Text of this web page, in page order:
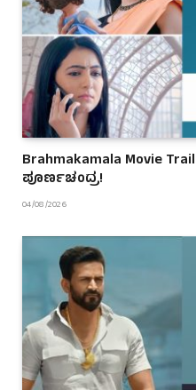
Brahmakamala Movie
ಪೂರ್ಣಚಂದ್ರ!
04/08/2026